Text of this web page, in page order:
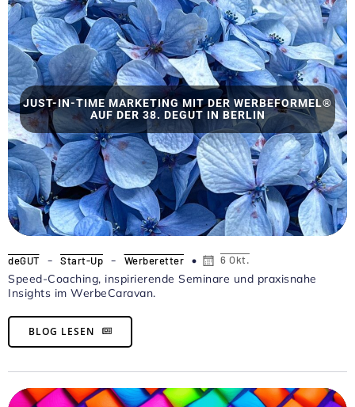
JUST-IN-TIME MARKETING MIT DER WERBEFORMEL®
AUF DER 38. DEGUT IN BERLIN
deGUT - Start-Up - Werberetter 6 Okt.
Speed-Coaching, inspirierende Seminare und praxisnahe
Insights im WerbeCaravan.
BLOG LESEN